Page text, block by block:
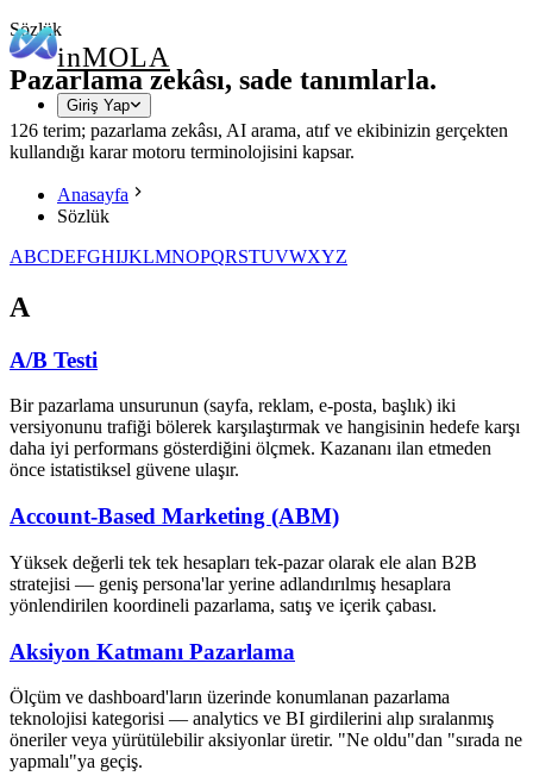
inMOLA
Giriş Yap
Sözlük
Pazarlama zekâsı, sade tanımlarla.
126 terim; pazarlama zekâsı, AI arama, atıf ve ekibinizin gerçekten
kullandığı karar motoru terminolojisini kapsar.
Anasayfa
Sözlük
ABCDEFGHIJKLMNOPQRSTUVWXYZ
A
A/B Testi
Bir pazarlama unsurunun (sayfa, reklam, e-posta, başlık) iki
versiyonunu trafiği bölerek karşılaştırmak ve hangisinin hedefe karşı
daha iyi performans gösterdiğini ölçmek. Kazananı ilan etmeden
önce istatistiksel güvene ulaşır.
Account-Based Marketing (ABM)
Yüksek değerli tek tek hesapları tek-pazar olarak ele alan B2B
stratejisi — geniş persona'lar yerine adlandırılmış hesaplara
yönlendirilen koordineli pazarlama, satış ve içerik çabası.
Aksiyon Katmanı Pazarlama
Ölçüm ve dashboard'ların üzerinde konumlanan pazarlama
teknolojisi kategorisi — analytics ve BI girdilerini alıp sıralanmış
öneriler veya yürütülebilir aksiyonlar üretir. "Ne oldu"dan "sırada ne
yapmalı"ya geçiş.